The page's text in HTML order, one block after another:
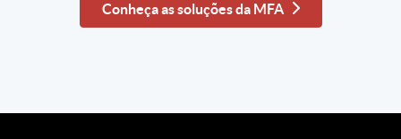
Conheça as soluções da MFA